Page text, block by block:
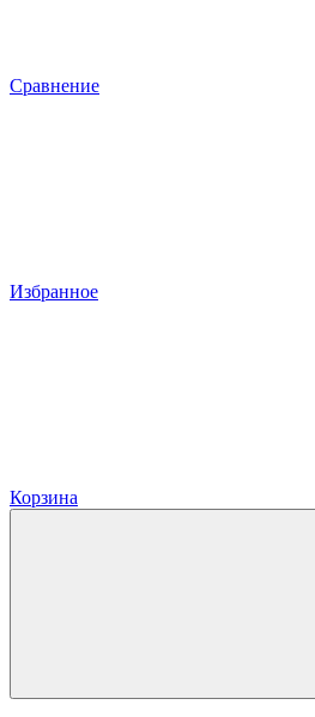
Сравнение
Избранное
Корзина